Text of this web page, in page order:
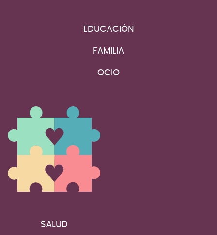
EDUCACIÓN
FAMILIA
OCIO
SALUD